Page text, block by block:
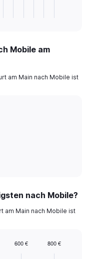
Mobile am
am Main nach Mobile ist
nach Mobile?
am Main nach Mobile ist
600 € 800 €